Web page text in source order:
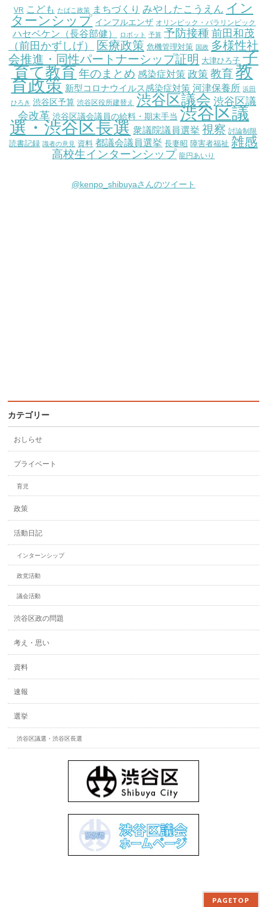
VR こども たばこ政策 まちづくり みやしたこうえん イン
ターンシップ インフルエンザ オリンピック・パラリンピック
ハセベケン（長谷部健） ロボット 予算 予防接種 前田和茂
（前田かずしげ）
医療政策 危機管理対策 国政 多様性社
会推進・同性パートナーシップ証明 大津ひろ子 子
育て教育 年のまとめ 感染症対策 政策 教育 教
育政策 新型コロナウイルス感染症対策 河津保養所 浜田
ひろき 渋谷区予算 渋谷区役所建替え 渋谷区議会 渋谷区議
会改革 渋谷区議会議員の給料・期末手当 渋谷区議
選・渋谷区長選 衆議院議員選挙 視察 討論制限
読書記録 識者の意見 資料 都議会議員選挙 長妻昭 障害者福祉 雑感
高校生インターンシップ 龍円あいり
@kenpo_shibuyaさんのツイート
カテゴリー
おしらせ
プライベート
育児
政策
活動日記
インターンシップ
政党活動
議会活動
渋谷区政の問題
考え・思い
資料
速報
選挙
渋谷区議選・渋谷区長選
PAGETOP